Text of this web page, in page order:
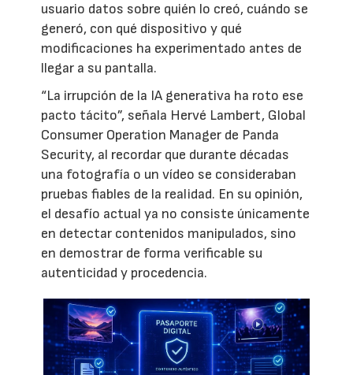
usuario datos sobre quién lo creó, cuándo se
generó, con qué dispositivo y qué
modificaciones ha experimentado antes de
llegar a su pantalla.
“La irrupción de la IA generativa ha roto ese
pacto tácito”, señala Hervé Lambert, Global
Consumer Operation Manager de Panda
Security, al recordar que durante décadas
una fotografía o un vídeo se consideraban
pruebas fiables de la realidad. En su opinión,
el desafío actual ya no consiste únicamente
en detectar contenidos manipulados, sino
en demostrar de forma verificable su
autenticidad y procedencia.